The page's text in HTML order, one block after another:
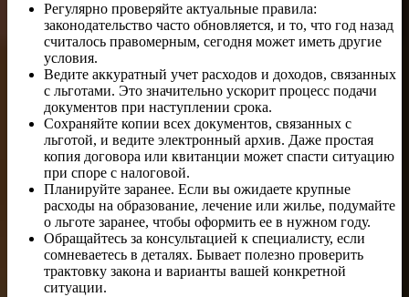
Регулярно проверяйте актуальные правила:
законодательство часто обновляется, и то, что год назад
считалось правомерным, сегодня может иметь другие
условия.
Ведите аккуратный учет расходов и доходов, связанных
с льготами. Это значительно ускорит процесс подачи
документов при наступлении срока.
Сохраняйте копии всех документов, связанных с
льготой, и ведите электронный архив. Даже простая
копия договора или квитанции может спасти ситуацию
при споре с налоговой.
Планируйте заранее. Если вы ожидаете крупные
расходы на образование, лечение или жилье, подумайте
о льготе заранее, чтобы оформить ее в нужном году.
Обращайтесь за консультацией к специалисту, если
сомневаетесь в деталях. Бывает полезно проверить
трактовку закона и варианты вашей конкретной
ситуации.